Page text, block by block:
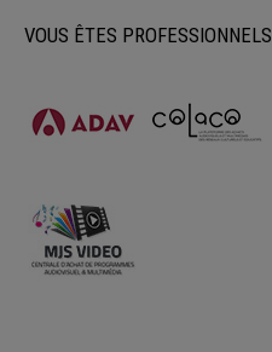
VOUS ÊTES PROFESSIONNELS